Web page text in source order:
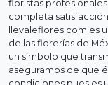
floristas
completa
llevaleflores.com es
de las florerías de
un símbolo que
aseguramos de que